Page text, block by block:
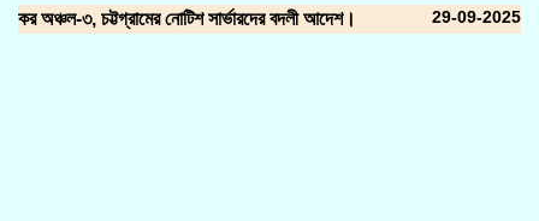
কর অঞ্চল-৩, চট্টগ্রামের নোটিশ সার্ভারদের বদলী আদেশ। 29-09-2025